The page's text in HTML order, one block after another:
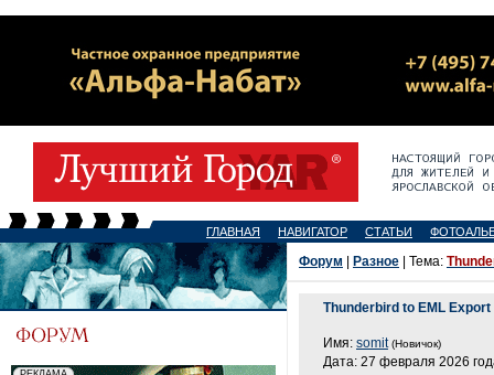
ГЛАВНАЯ НАВИГАТОР СТАТЬИ
Форум Разное | Тема:
Thunderbird to EML Export
Имя: somit (Новичок)
Дата: 27 февраля 2026